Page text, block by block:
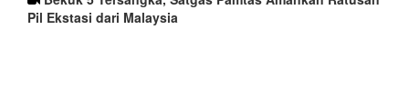
Pil Ekstasi dari Malaysia